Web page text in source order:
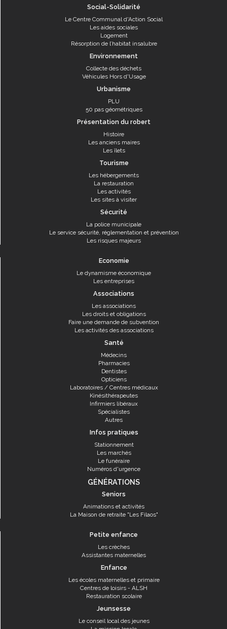
Social-Solidarité
Le Centre Communal d'Action Social
Les aides sociales
Logement
Résorption de l’habitat insalubre
Environnement
Collecte des déchets
Véhicules Hors d'Usage
Urbanisme
PLU
50 pas géométriques
Présentation du robert
Histoire
Les anciens maires
Les îlets
Tourisme
Les hébergements
La restauration
Les activités
Les sites à visiter
Sécurité
La police municipale
Le service sécurité, réglementation et prévention
Les risques majeurs
Economie
Le dynamisme économique
Les entreprises
Associations
Les associations
Les droits et obligations
Faire une demande de subvention
Les activités des associations
Santé
Médecins
Pharmacies
Dentistes
Opticiens
Laboratoires / Centres médicaux
Kinésithérapeutes
Infirmiers libéraux
Spécialistes
Autres
Infos pratiques
Stationnement
Les marchés
Le funéraire
Numéros d'urgence
GÉNÉRATIONS
Seniors
Animations et activités
La Maison de retraite "Les Filaos"
Petite enfance
Les crèches
Assistantes maternelles
Enfance
Les écoles maternelles et primaire
Centres de loisirs - ALSH
Restauration scolaire
Jeunsesse
Le conseil local des jeunes